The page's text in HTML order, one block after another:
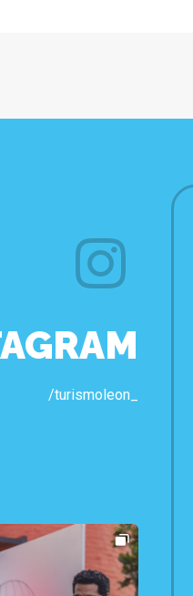
/turismoleon_